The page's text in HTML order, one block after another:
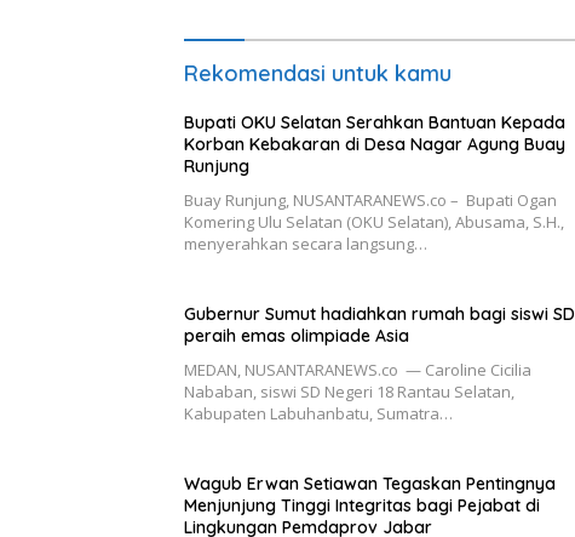
Rekomendasi untuk kamu
Bupati OKU Selatan Serahkan Bantuan Kepada
Korban Kebakaran di Desa Nagar Agung Buay
Runjung
Buay Runjung, NUSANTARANEWS.co – Bupati Ogan
Komering Ulu Selatan (OKU Selatan), Abusama, S.H.,
menyerahkan secara langsung…
Gubernur Sumut hadiahkan rumah bagi siswi SD
peraih emas olimpiade Asia
MEDAN, NUSANTARANEWS.co — Caroline Cicilia
Nababan, siswi SD Negeri 18 Rantau Selatan,
Kabupaten Labuhanbatu, Sumatra…
Wagub Erwan Setiawan Tegaskan Pentingnya
Menjunjung Tinggi Integritas bagi Pejabat di
Lingkungan Pemdaprov Jabar